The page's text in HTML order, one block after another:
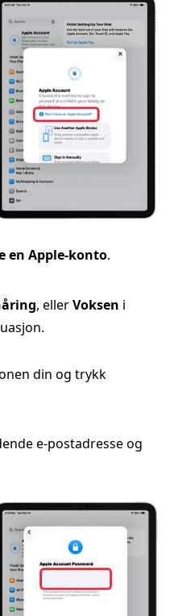
en Apple‑konto.
, ellerVoksen i
din og trykk
e‑postadresse og